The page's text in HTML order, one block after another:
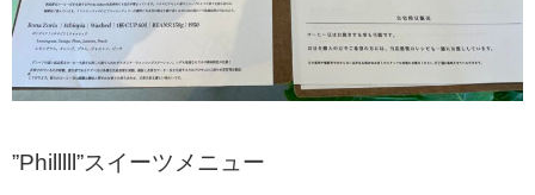
”Philllll”スイーツメニュー